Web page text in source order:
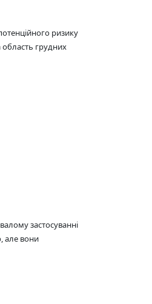
ризику
грудних
застосуванні
але вони